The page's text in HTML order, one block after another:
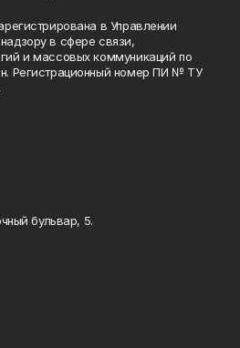
в Управлении
в сфере связи,
и массовых коммуникаций по
Регистрационный номер ПИ № ТУ
бульвар, 5.